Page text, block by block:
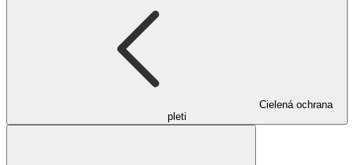
Cielená ochrana
pleti